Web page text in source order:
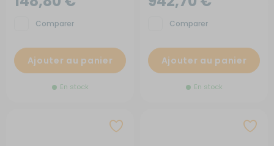
Comparer
Ajouter au panier
En stock
Comparer
Ajouter au panier
En stock